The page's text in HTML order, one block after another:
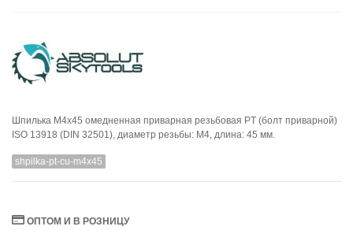
Шпилька M4x45 омедненная приварная резьбовая PT (болт приварной)
ISO 13918 (DIN 32501), диаметр резьбы: M4, длина: 45 мм.
shpilka-pt-cu-m4x45
ОПТОМ И В РОЗНИЦУ